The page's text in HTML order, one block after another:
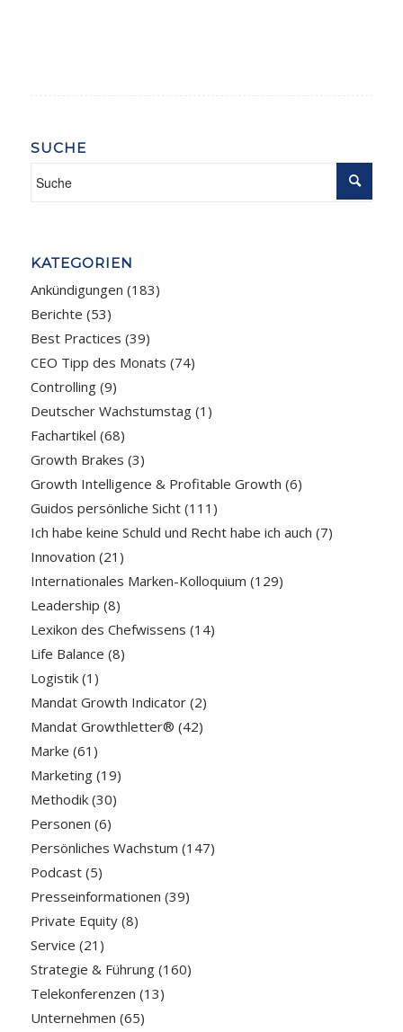
SUCHE
KATEGORIEN
Ankündigungen (183)
Berichte (53)
Best Practices (39)
CEO Tipp des Monats (74)
Controlling(9)
Deutscher Wachstumstag(1)
Fachartikel (68)
Growth Brakes (3)
Growth Intelligence & Profitable Growth (6)
Guidos persönliche Sicht(111)
Ich habe keine Schuld und Recht habe ich auch (7)
Innovation (21)
Internationales Marken-Kolloquium (129)
Leadership (8)
Lexikon des Chefwissens (14)
Life Balance (8)
Logistik(1)
Mandat Growth Indicator(2)
Mandat Growthletter® (42)
Marke (61)
Marketing(19)
Methodik(30)
Personen (6)
Persönliches Wachstum (147)
Podcast(5)
Presseinformationen (39)
Private Equity(8)
Service (21)
Strategie & Führung(160)
Telekonferenzen (13)
Unternehmen (65)